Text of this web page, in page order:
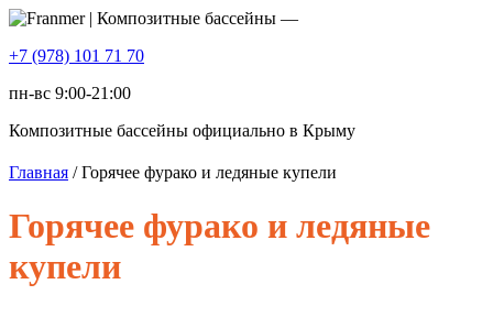
+7 (978) 101 71 70
пн-вс 9:00-21:00
Композитные бассейны официально в Крыму
Главная / Горячее фурако и ледяные купели
Горячее фурако и ледяные
купели